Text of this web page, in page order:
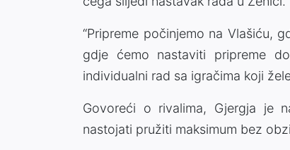
“Pripreme počinjemo na Vlašiću,
gdje ćemo nastaviti pripreme
individualni rad sa igračima koji
Govoreći o rivalima, Gjergja je
nastojati pružiti maksimum bez